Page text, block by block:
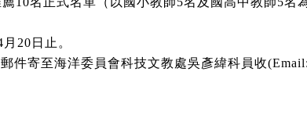
20日止。
件寄至海洋委員會科技文教處吳彥緯科員收